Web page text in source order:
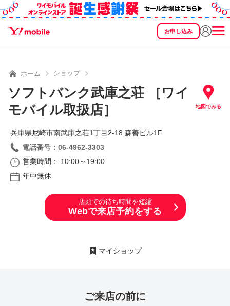
お申し込み
SEARCH
ホーム ショップ
ソフトバンク武庫之荘 ［ワイ
モバイル取扱店］
地図でみる
兵庫県尼崎市南武庫之荘1丁目2‐18 森善ビル1F
電話番号：06-4962-3303
営業時間： 10:00～19:00
年中無休
店頭での待ち時間を短縮
Webで来店予約をする
マイショップ
ご来店の前に